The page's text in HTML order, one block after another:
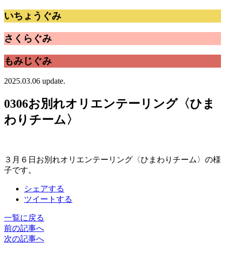
いちょうぐみ
さくらぐみ
もみじぐみ
2025.03.06 update.
0306お別れオリエンテーリング〈ひま
わりチーム〉
３月６日お別れオリエンテーリング〈ひまわりチーム〉の様
子です。
シェアする
ツイートする
一覧に戻る
前の記事へ
次の記事へ